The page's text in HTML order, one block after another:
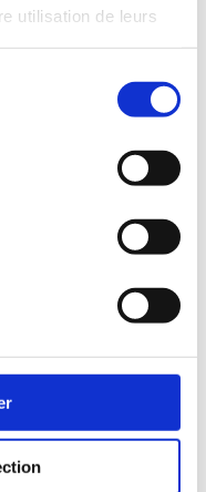
utilisation de leurs
Local
Elle soutient
avec des artisans du
Notables
plusieurs projets
client. La
des délais sont au